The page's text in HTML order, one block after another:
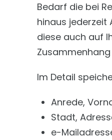
Bedarf die bei
hinaus jederzeit
diese auch auf
Im Detail
Anrede,
Stadt,
e-